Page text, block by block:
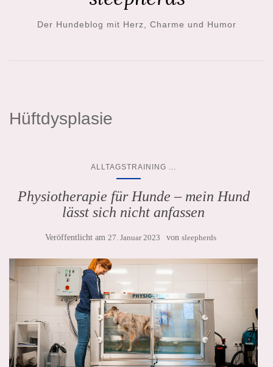
Der Hundeblog mit Herz, Charme und Humor
Hüftdysplasie
ALLTAGSTRAINING ...
Physiotherapie für Hunde – mein Hund
lässt sich nicht anfassen
Veröffentlicht am 27. Januar 2023 von sleepherds